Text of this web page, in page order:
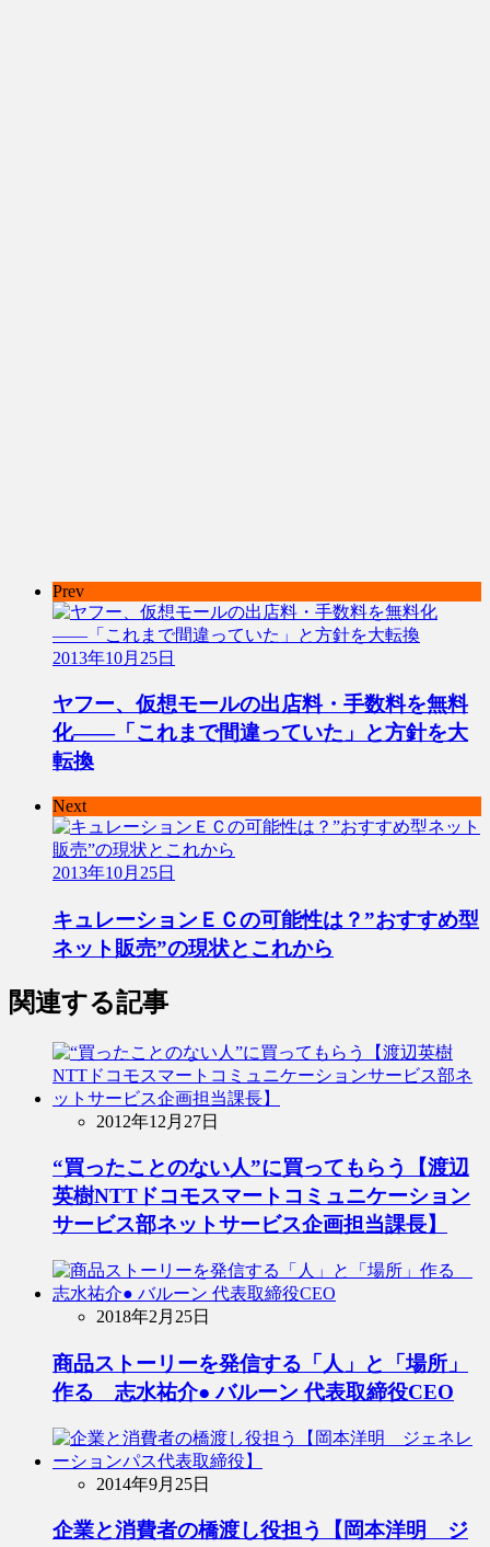
Prev
2013年10月25日
ヤフー、仮想モールの出店料・手数料を無料
化――「これまで間違っていた」と方針を大
転換
Next
2013年10月25日
キュレーションＥＣの可能性は？”おすすめ型
ネット販売”の現状とこれから
関連する記事
2012年12月27日
“買ったことのない人”に買ってもらう【渡辺
英樹NTTドコモスマートコミュニケーション
サービス部ネットサービス企画担当課長】
2018年2月25日
商品ストーリーを発信する「人」と「場所」
作る 志水祐介● バルーン 代表取締役CEO
2014年9月25日
企業と消費者の橋渡し役担う【岡本洋明 ジ